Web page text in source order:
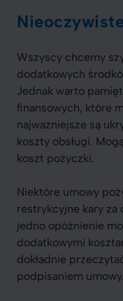
Wszyscy chcemy
dodatkowych
Jednak warto
finansowych, które
najważniejsze są
koszty obsługi.
koszt pożyczki.
Niektóre umowy
restrykcyjne kary za
jedno opóźnienie
dodatkowymi
dokładnie
podpisaniem umowy.